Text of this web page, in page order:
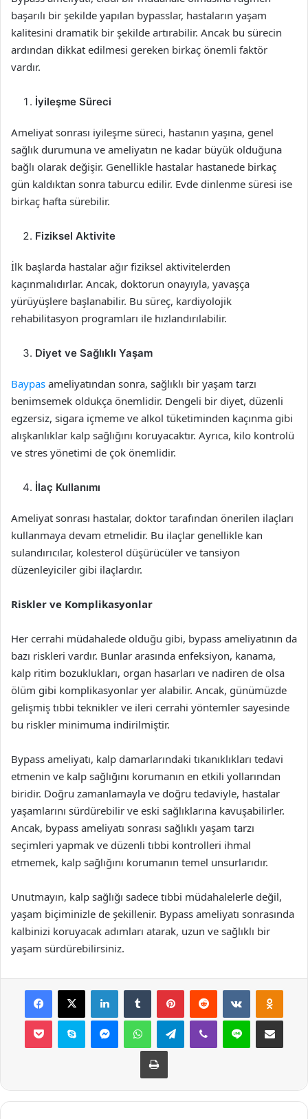
başarılı bir şekilde yapılan bypasslar, hastaların yaşam
kalitesini dramatik bir şekilde artırabilir. Ancak bu sürecin
ardından dikkat edilmesi gereken birkaç önemli faktör
vardır.
İyileşme Süreci
Ameliyat sonrası iyileşme süreci, hastanın yaşına, genel
sağlık durumuna ve ameliyatın ne kadar büyük olduğuna
bağlı olarak değişir. Genellikle hastalar hastanede birkaç
gün kaldıktan sonra taburcu edilir. Evde dinlenme süresi ise
birkaç hafta sürebilir.
Fiziksel Aktivite
İlk başlarda hastalar ağır fiziksel aktivitelerden
kaçınmalıdırlar. Ancak, doktorun onayıyla, yavaşça
yürüyüşlere başlanabilir. Bu süreç, kardiyolojik
rehabilitasyon programları ile hızlandırılabilir.
Diyet ve Sağlıklı Yaşam
Baypas ameliyatından sonra, sağlıklı bir yaşam tarzı
benimsemek oldukça önemlidir. Dengeli bir diyet, düzenli
egzersiz, sigara içmeme ve alkol tüketiminden kaçınma gibi
alışkanlıklar kalp sağlığını koruyacaktır. Ayrıca, kilo kontrolü
ve stres yönetimi de çok önemlidir.
İlaç Kullanımı
Ameliyat sonrası hastalar, doktor tarafından önerilen ilaçları
kullanmaya devam etmelidir. Bu ilaçlar genellikle kan
sulandırıcılar, kolesterol düşürücüler ve tansiyon
düzenleyiciler gibi ilaçlardır.
Riskler ve Komplikasyonlar
Her cerrahi müdahalede olduğu gibi, bypass ameliyatının da
bazı riskleri vardır. Bunlar arasında enfeksiyon, kanama,
kalp ritim bozuklukları, organ hasarları ve nadiren de olsa
ölüm gibi komplikasyonlar yer alabilir. Ancak, günümüzde
gelişmiş tıbbi teknikler ve ileri cerrahi yöntemler sayesinde
bu riskler minimuma indirilmiştir.
Bypass ameliyatı, kalp damarlarındaki tıkanıklıkları tedavi
etmenin ve kalp sağlığını korumanın en etkili yollarından
biridir. Doğru zamanlamayla ve doğru tedaviyle, hastalar
yaşamlarını sürdürebilir ve eski sağlıklarına kavuşabilirler.
Ancak, bypass ameliyatı sonrası sağlıklı yaşam tarzı
seçimleri yapmak ve düzenli tıbbi kontrolleri ihmal
etmemek, kalp sağlığını korumanın temel unsurlarıdır.
Unutmayın, kalp sağlığı sadece tıbbi müdahalelerle değil,
yaşam biçiminizle de şekillenir. Bypass ameliyatı sonrasında
kalbinizi koruyacak adımları atarak, uzun ve sağlıklı bir
yaşam sürdürebilirsiniz.
Facebook
X LinkedInTumblr PinterestReddit VKontakte
Pocket Skype MessengerWhatsAppTelegramViber Line E-Posta ile
Yazdır